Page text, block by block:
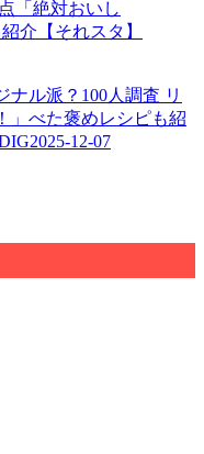
ル派？100人調査 リ
」べた褒めレシピも紹
2025-12-07